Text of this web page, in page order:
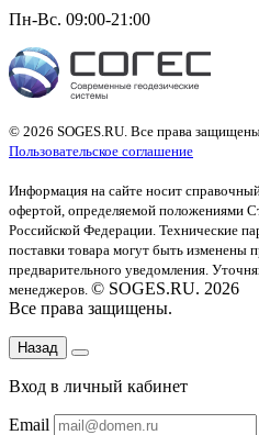
Пн-Вс. 09:00-21:00
© 2026 SOGES.RU. Все права
Пользовательское соглашение
Информация на сайте носит
офертой , определяемой положениями
Российской Федерации. Технические
поставки товара могут быть изменены
предварительного уведомления.
менеджеров. © SOGES.RU. 2026
Все права защищены.
Назад
Вход в личный кабинет
Email